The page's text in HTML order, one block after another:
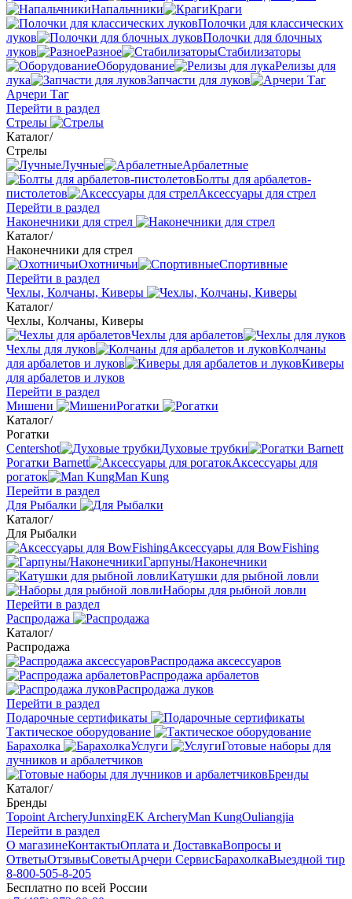
Напальчники
Краги
Полочки для классических
луков
Полочки для блочных
луков
Разное
Стабилизаторы
Оборудование
Релизы для
лука
Запчасти для луков
Арчери Таг
Перейти в раздел
Стрелы
Каталог/
Стрелы
Лучные
Арбалетные
Болты для арбалетов-
пистолетов
Аксессуары для стрел
Перейти в раздел
Наконечники для стрел
Каталог/
Наконечники для стрел
Охотничьи
Спортивные
Перейти в раздел
Чехлы, Колчаны, Киверы
Каталог/
Чехлы, Колчаны, Киверы
Чехлы для арбалетов
Чехлы для луков
Колчаны
для арбалетов и луков
Киверы
для арбалетов и луков
Перейти в раздел
Мишени
Рогатки
Каталог/
Рогатки
Centershot
Духовые трубки
Рогатки Barnett
Аксессуары для
рогаток
Man Kung
Перейти в раздел
Для Рыбалки
Каталог/
Для Рыбалки
Аксессуары для BowFishing
Гарпуны/Наконечники
Катушки для рыбной ловли
Наборы для рыбной ловли
Перейти в раздел
Распродажа
Каталог/
Распродажа
Распродажа аксессуаров
Распродажа арбалетов
Распродажа луков
Перейти в раздел
Подарочные сертификаты
Тактическое оборудование
Барахолка
Услуги
Готовые наборы для
лучников и арбалетчиков
Бренды
Каталог/
Бренды
Topoint ArcheryJunxingEK ArcheryMan KungOuliangjia
Перейти в раздел
О магазинеКонтактыОплата и ДоставкаВопросы и
ОтветыОтзывыСоветыАрчери СервисБарахолкаВыездной тир
8-800-505-8-205
Бесплатно по всей России